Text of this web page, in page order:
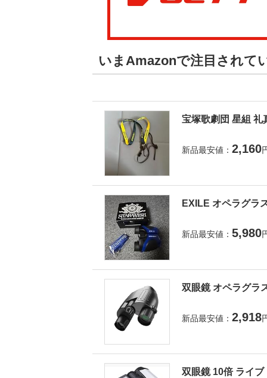
いまAmazonで注目されて
宝塚歌劇団 星組 礼
新品最安値： 2,160
EXILE オペラグラ
新品最安値： 5,980
双眼鏡 オペラグラ
新品最安値： 2,918
双眼鏡 10倍 ライ